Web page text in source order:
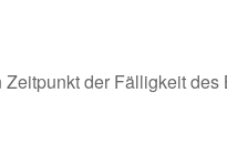
der Fälligkeit